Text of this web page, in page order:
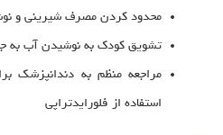
محدود کردن مصرف شیرینی و
تشویق کودک به نوشیدن آب به
مراجعه منظم به دندانپزشک
استفاده از فلورایدتراپی